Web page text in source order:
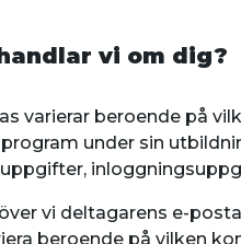
vi om dig?
varierar beroende på
under sin
vi deltagarens e-
beroende på vilken